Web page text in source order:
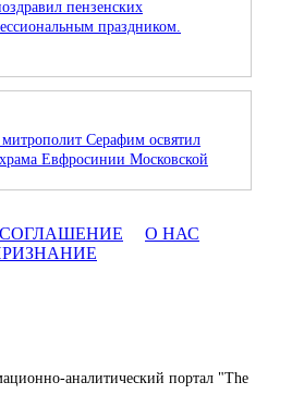
пензенских
праздником.
Серафим освятил
Евфросинии Московской
О НАС
аналитический портал "The